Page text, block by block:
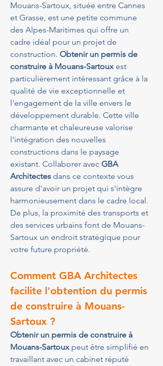
Mouans-Sartoux, située entre Cannes
et Grasse, est une petite commune
des Alpes-Maritimes qui offre un
cadre idéal pour un projet de
construction. Obtenir un permis de
construire à Mouans-Sartoux est
particulièrement intéressant grâce à la
qualité de vie exceptionnelle et
l'engagement de la ville envers le
développement durable. Cette ville
charmante et chaleureuse valorise
l'intégration des nouvelles
constructions dans le paysage
existant. Collaborer avec GBA
Architectes dans ce contexte vous
assure d'avoir un projet qui s'intègre
harmonieusement dans le cadre local.
De plus, la proximité des transports et
des services urbains font de Mouans-
Sartoux un endroit stratégique pour
votre future propriété.
Comment GBA Architectes
facilite l'obtention du permis
de construire à Mouans-
Sartoux ?
Obtenir un permis de construire à
Mouans-Sartoux peut être simplifié en
travaillant avec un cabinet réputé